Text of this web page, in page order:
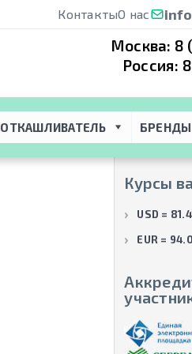
КонтактыО нас
Москва: 8
Россия:
ОТКАШЛИВАТЕЛЬ БРЕНДЫ
Lojer
Курсы
USD =
EUR =